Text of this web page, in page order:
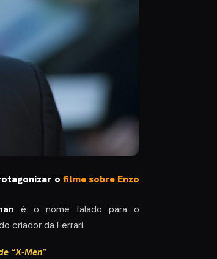
o filme sobre Enzo
é o nome falado para o
criador da Ferrari.
“X-Men”